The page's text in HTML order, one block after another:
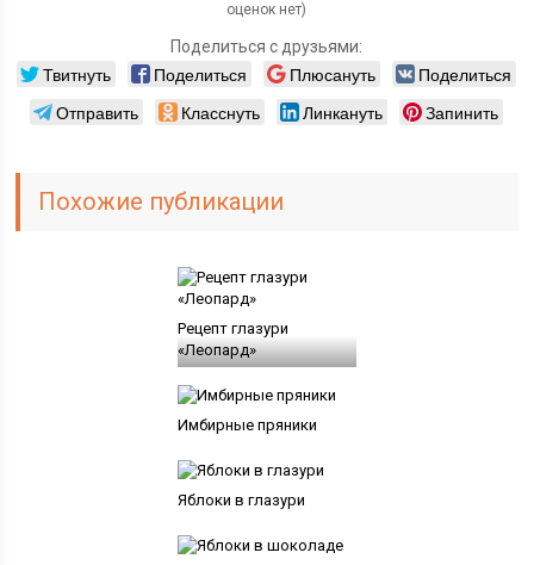
оценок нет)
Поделиться с друзьями:
Твитнуть Поделиться Плюсануть
Поделиться
Отправить
Класснуть Линкануть Запинить
Похожие публикации
Рецепт глазури
«Леопард»
Имбирные пряники
Яблоки в глазури